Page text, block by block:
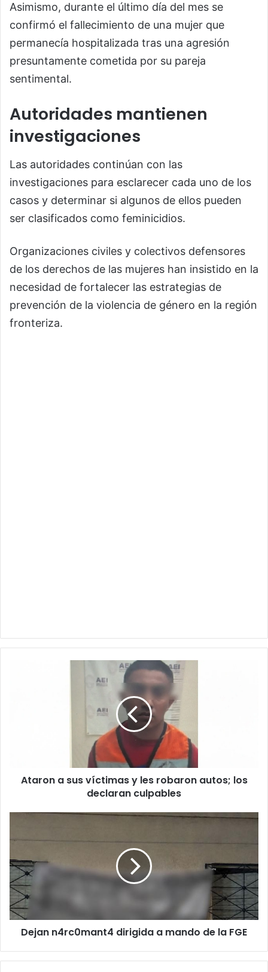
Asimismo, durante el último día del mes se
confirmó el fallecimiento de una mujer que
permanecía hospitalizada tras una agresión
presuntamente cometida por su pareja
sentimental.
Autoridades mantienen
investigaciones
Las autoridades continúan con las
investigaciones para esclarecer cada uno de los
casos y determinar si algunos de ellos pueden
ser clasificados como feminicidios.
Organizaciones civiles y colectivos defensores
de los derechos de las mujeres han insistido en la
necesidad de fortalecer las estrategias de
prevención de la violencia de género en la región
fronteriza.
declaran
Ataron a sus víctimas y les robaron autos; los
declaran culpables
dirigida
mando
de
la
FGE
Dejan n4rc0mant4 dirigida a mando de la FGE